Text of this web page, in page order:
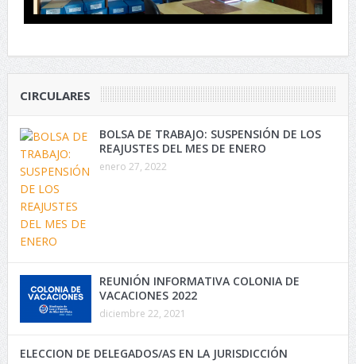
CIRCULARES
BOLSA DE TRABAJO: SUSPENSIÓN DE LOS
REAJUSTES DEL MES DE ENERO
enero 27, 2022
REUNIÓN INFORMATIVA COLONIA DE
VACACIONES 2022
diciembre 22, 2021
ELECCION DE DELEGADOS/AS EN LA JURISDICCIÓN